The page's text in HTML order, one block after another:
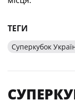
ТЕГИ
Суперкубок